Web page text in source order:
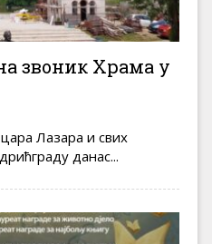
звоник Храма у
Лазара и свих
данас...